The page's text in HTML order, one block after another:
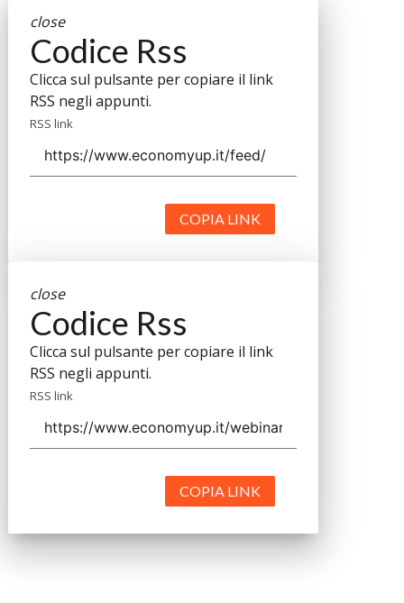
close
Codice Rss
Clicca sul pulsante per copiare il link
RSS negli appunti.
RSS link
COPIA LINK
close
Codice Rss
Clicca sul pulsante per copiare il link
RSS negli appunti.
RSS link
COPIA LINK